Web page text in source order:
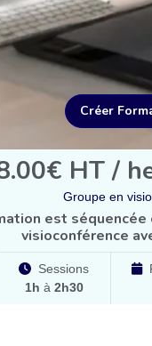
Créer
HT /
Groupe en
est
visioconférence
Sessions
1h à 2h30